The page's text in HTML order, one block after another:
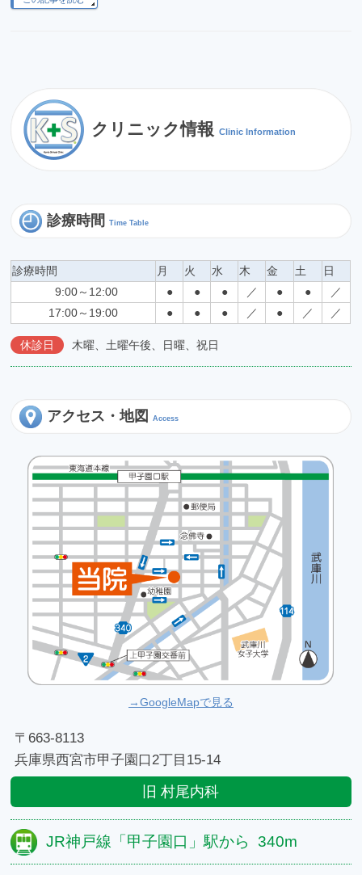
クリニック情報Clinic Information
診療時間Time Table
診療時間 月 火 水 木 金 土
日
9:00～12:00
● ● ● ／ ● ●
／
17:00～19:00
● ● ● ／ ● ／ ／
休診日 木曜、土曜午後、日曜、祝日
アクセス・地図Access
→GoogleMapで見る
〒663-8113
兵庫県西宮市甲子園口2丁目15-14
旧 村尾内科
JR神戸線 「甲子園口」駅から340m